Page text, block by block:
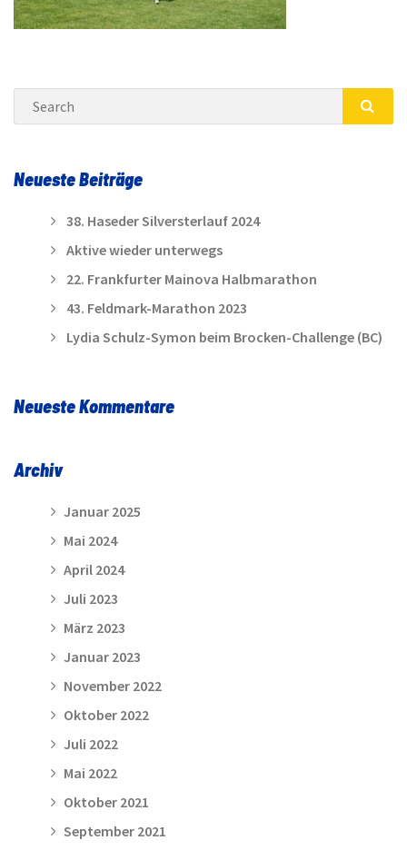
Search
Neueste Beiträge
38. Haseder Silversterlauf 2024
Aktive wieder unterwegs
22. Frankfurter Mainova Halbmarathon
43. Feldmark-Marathon 2023
Lydia Schulz-Symon beim Brocken-Challenge (BC)
Neueste Kommentare
Archiv
Januar 2025
Mai 2024
April 2024
Juli 2023
März 2023
Januar 2023
November 2022
Oktober 2022
Juli 2022
Mai 2022
Oktober 2021
September 2021